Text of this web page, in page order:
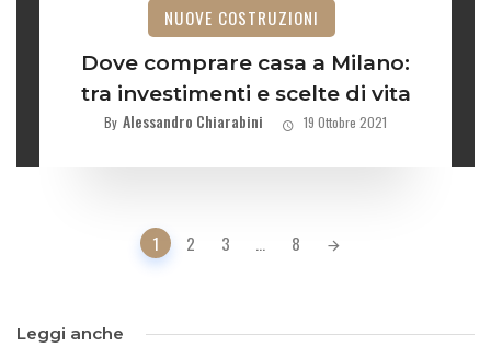
NUOVE COSTRUZIONI
Dove comprare casa a Milano:
tra investimenti e scelte di vita
By Alessandro Chiarabini 19 Ottobre 2021
1 2 3 ... 8
Leggi anche